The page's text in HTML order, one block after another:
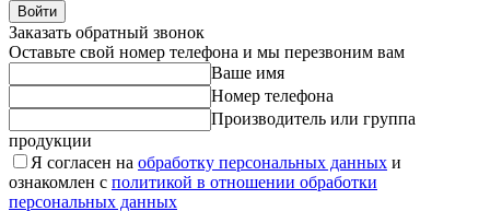
Войти
Заказать обратный звонок
Оставьте свой номер телефона и мы перезвоним вам
Ваше имя
Номер телефона
Производитель или группа
продукции
Я согласен на обработку персональных данных и
ознакомлен с политикой в отношении обработки
персональных данных